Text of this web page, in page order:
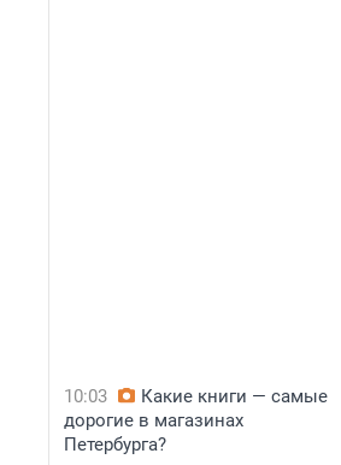
10:03
Какие книги — самые
дорогие в магазинах
Петербурга?